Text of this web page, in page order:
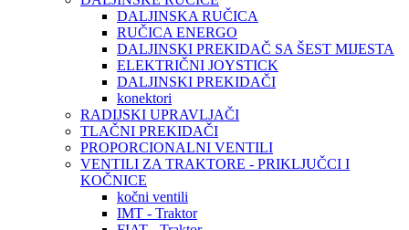
DALJINSKA RUČICA
RUČICA ENERGO
DALJINSKI PREKIDAČ SA ŠEST MIJESTA
ELEKTRIČNI JOYSTICK
DALJINSKI PREKIDAČI
konektori
RADIJSKI UPRAVLJAČI
TLAČNI PREKIDAČI
PROPORCIONALNI VENTILI
VENTILI ZA TRAKTORE - PRIKLJUČCI I
KOČNICE
kočni ventili
IMT - Traktor